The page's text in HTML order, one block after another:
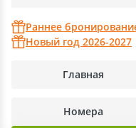
Раннее
Новый год 2026-2027
Главная
Номера